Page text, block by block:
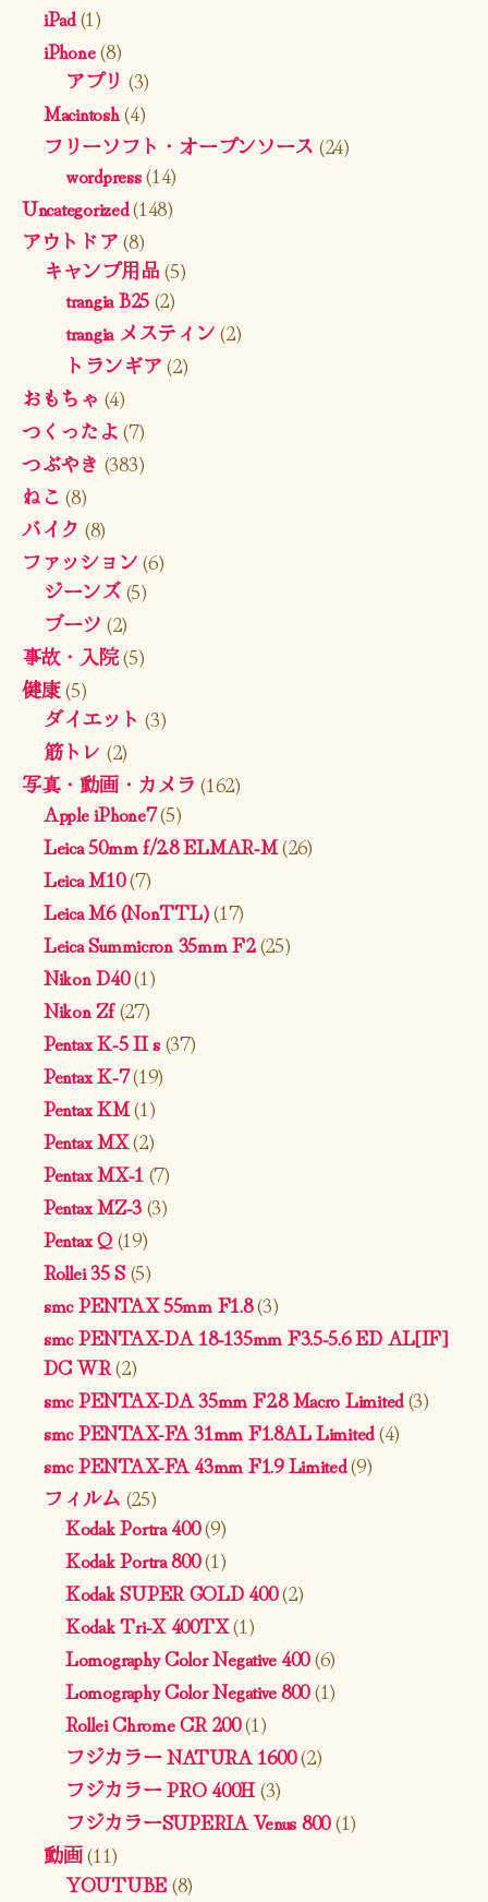
iPad(1)
iPhone(8)
アプリ (3)
Macintosh(4)
フリーソフト・オープンソース (24)
wordpress(14)
Uncategorized(148)
アウトドア(8)
キャンプ用品(5)
trangia B25(2)
trangia メスティン(2)
トランギア(2)
おもちゃ (4)
つくったよ(7)
つぶやき (383)
ねこ (8)
バイク (8)
ファッション(6)
ジーンズ(5)
ブーツ (2)
事故・入院(5)
健康(5)
ダイエット (3)
筋トレ (2)
写真・動画・カメラ (162)
Apple iPhone7(5)
Leica 50mm f/2.8 ELMAR-M(26)
Leica M10(7)
Leica M6 (NonTTL)(17)
Leica Summicron 35mm F2(25)
Nikon D40(1)
Nikon Zf(27)
Pentax K-5 II s(37)
Pentax K-7(19)
Pentax KM(1)
Pentax MX(2)
Pentax MX-1 (7)
Pentax MZ-3(3)
Pentax Q(19)
Rollei 35 S(5)
smc PENTAX 55mm F1.8(3)
smc PENTAX-DA 18-135mm F3.5-5.6 ED AL[IF]
DC WR(2)
smc PENTAX-DA 35mm F2.8 Macro Limited(3)
smc PENTAX-FA 31mm F1.8AL Limited(4)
smc PENTAX-FA 43mm F1.9 Limited(9)
フィルム (25)
Kodak Portra 400(9)
Kodak Portra 800(1)
Kodak SUPER GOLD 400(2)
Kodak Tri-X 400TX(1)
Lomography Color Negative 400(6)
Lomography Color Negative 800(1)
Rollei Chrome CR 200(1)
フジカラー NATURA 1600(2)
フジカラー PRO 400H(3)
フジカラーSUPERIA Venus 800(1)
動画(11)
YOUTUBE(8)